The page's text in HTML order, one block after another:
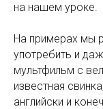
на нашем уроке.
На примерах мы
употребить и
мультфильм с
известная
английски и